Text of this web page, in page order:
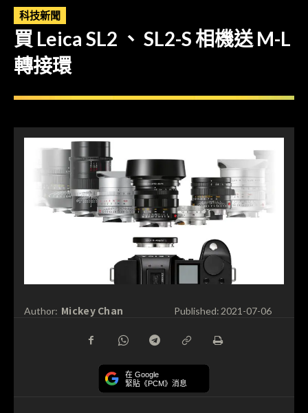
科技新聞
買 Leica SL2 、 SL2-S 相機送 M-L
轉接環
Author: Mickey Chan Published: 2021-07-06
在 Google
緊貼《PCM》消息